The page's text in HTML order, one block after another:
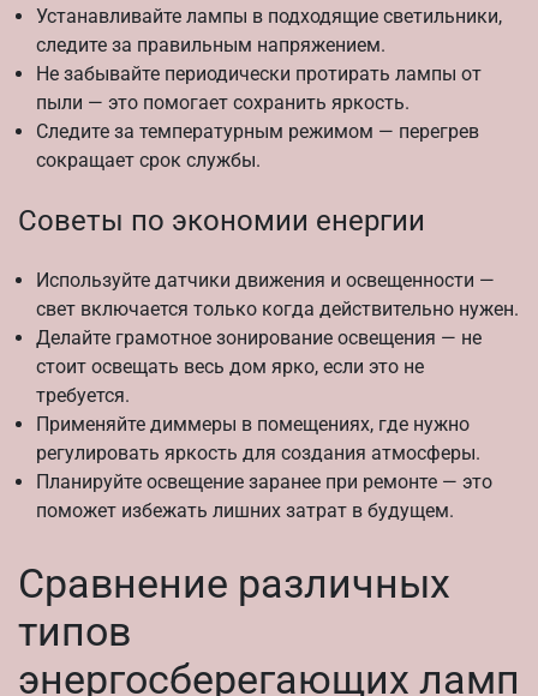
Устанавливайте лампы в подходящие светильники,
следите за правильным напряжением.
Не забывайте периодически протирать лампы от
пыли — это помогает сохранить яркость.
Следите за температурным режимом — перегрев
сокращает срок службы.
Советы по экономии енергии
Используйте датчики движения и освещенности —
свет включается только когда действительно нужен.
Делайте грамотное зонирование освещения — не
стоит освещать весь дом ярко, если это не
требуется.
Применяйте диммеры в помещениях, где нужно
регулировать яркость для создания атмосферы.
Планируйте освещение заранее при ремонте — это
поможет избежать лишних затрат в будущем.
Сравнение различных
типов
энергосберегающих ламп